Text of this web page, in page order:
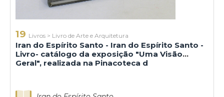
19 Livros > Livro de Arte e Arquitetura
Iran do Espírito Santo - Iran do Espírito Santo -
Livro- catálogo da exposição "Uma Visão
Geral", realizada na Pinacoteca d